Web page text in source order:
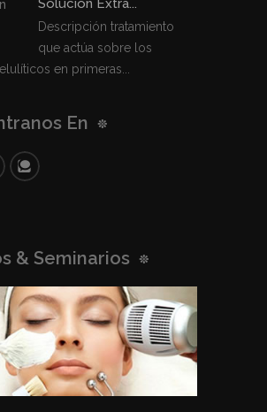
Solución Extra...
Descripción tratamiento
que actúa sobre los
en primeras...
En
& Seminarios